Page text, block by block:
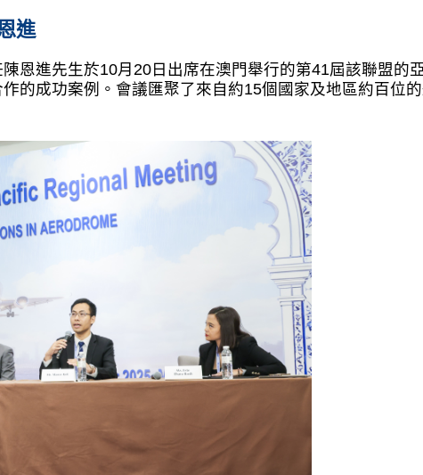
進
恩進先生於10月20日出席在澳門舉行的第41屆該聯盟的
的成功案例。會議匯聚了來自約15個國家及地區約百位